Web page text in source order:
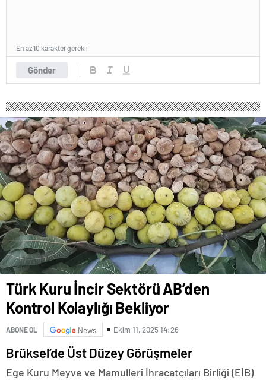
Gönder
En az 10 karakter gerekli
Türk Kuru İncir Sektörü AB’den
Kontrol Kolaylığı Bekliyor
ABONE OL News Ekim 11, 2025 14:26
Brüksel’de Üst Düzey Görüşmeler
Ege Kuru Meyve ve Mamulleri İhracatçıları Birliği (EİB)